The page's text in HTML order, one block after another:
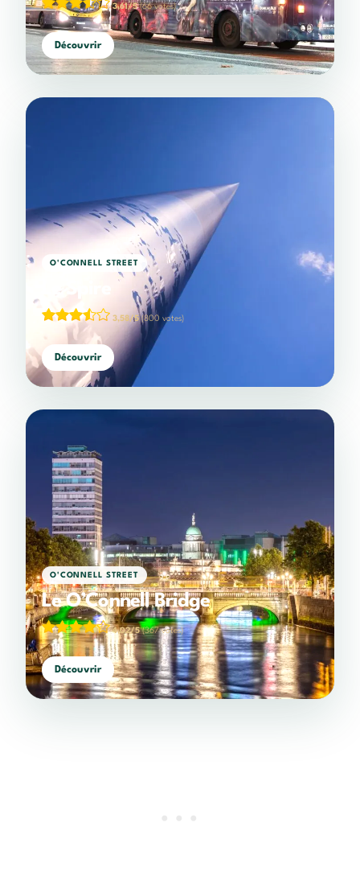
3,61/5(66 votes)
Découvrir
O'CONNELL STREET
Le Spire
3,58/5(800 votes)
Découvrir
O'CONNELL STREET
Le O’Connell Bridge
4,02/5(367 votes)
Découvrir